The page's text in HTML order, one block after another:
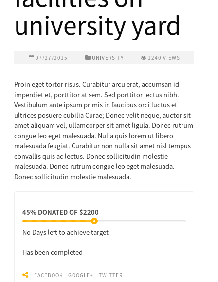
university yard
07/27/2015 UNIVERSITY 1240 VIEWS
Proin eget tortor risus. Curabitur arcu erat, accumsan id
imperdiet et, porttitor at sem. Sed porttitor lectus nibh.
Vestibulum ante ipsum primis in faucibus orci luctus et
ultrices posuere cubilia Curae; Donec velit neque, auctor sit
amet aliquam vel, ullamcorper sit amet ligula. Donec rutrum
congue leo eget malesuada. Nulla quis lorem ut libero
malesuada feugiat. Curabitur non nulla sit amet nisl tempus
convallis quis ac lectus. Donec sollicitudin molestie
malesuada. Donec rutrum congue leo eget malesuada.
Donec sollicitudin molestie malesuada.
45% DONATED OF $2200
NoDays left to achieve target
Has been completed
FACEBOOK GOOGLE+ TWITTER